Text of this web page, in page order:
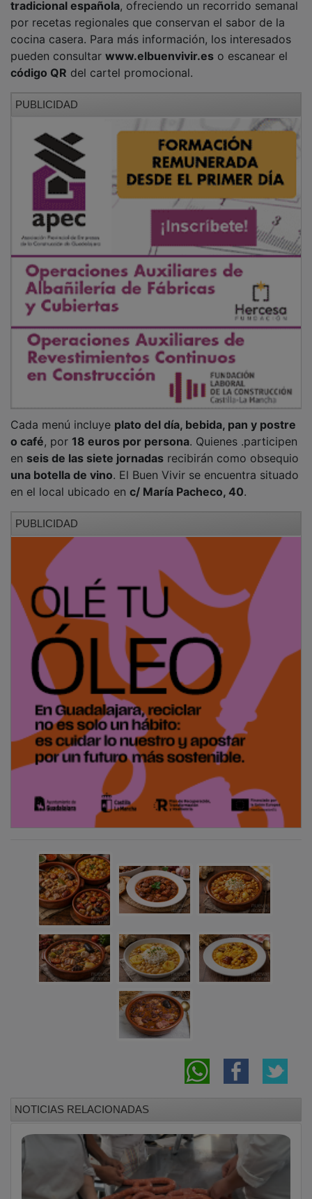
por recetas regionales que conservan el sabor de la
cocina casera. Para más información, los interesados
pueden consultar www.elbuenvivir.eso escanear el
código QRdel cartel promocional.
o café, por 18 euros por persona. Quienes .participen
enseis de las siete jornadas recibirán como obsequio
una botella de vino . El Buen Vivir se encuentra situado
en el local ubicado en c/ María Pacheco, 40.